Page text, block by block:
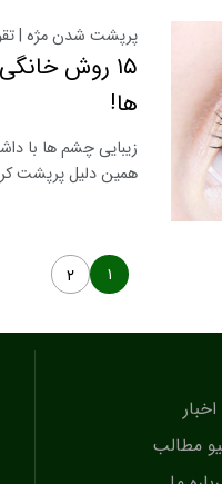
پرپشت شدن مژه |
۱۵ روش
ها!
زیبایی چشم ها با
همین دلیل پرپشت
۱ ۲
اخبار
مطالب